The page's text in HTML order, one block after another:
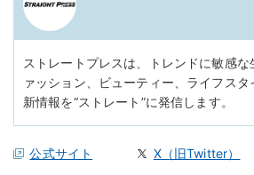
ストレートプレスは、トレンドに敏感
ァッション、ビューティー、ライフス
新情報を“ストレート”に発信します。
公式サイト X（旧Twitter）